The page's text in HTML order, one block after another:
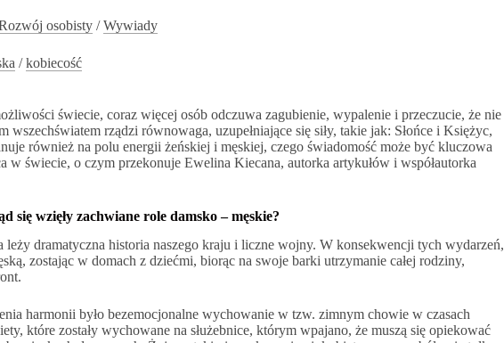
osobisty /Wywiady
/kobiecość
świecie, coraz więcej osób odczuwa zagubienie, wypalenie i przeczucie, że nie
wszechświatem rządzi równowaga, uzupełniające się siły, takie jak: Słońce i Księżyc,
również na polu energii żeńskiej i męskiej, czego świadomość może być kluczowa
w świecie, o czym przekonuje Ewelina Kiecana, autorka artykułów i współautorka
się wzięły zachwiane role damsko – męskie?
leży dramatyczna historia naszego kraju i liczne wojny. W konsekwencji tych wydarzeń,
zostając w domach z dziećmi, biorąc na swoje barki utrzymanie całej rodziny,
harmonii było bezemocjonalne wychowanie w tzw. zimnym chowie w czasach
które zostały wychowane na służebnice, którym wpajano, że muszą się opiekować